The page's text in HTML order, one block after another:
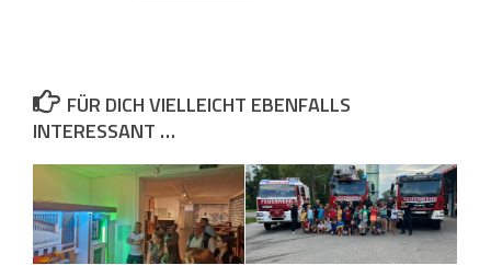
FÜR DICH VIELLEICHT EBENFALLS
INTERESSANT …